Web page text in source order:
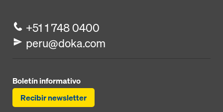
+51 1 748 0400
peru@doka.com
Boletín informativo
Recibir newsletter